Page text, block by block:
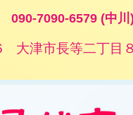
090-7090-6579 (中川)
大津市長等二丁目